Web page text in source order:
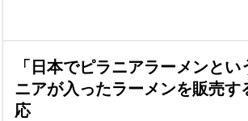
「日本でピラニアラーメンとい
ニアが入ったラーメンを販売す
応